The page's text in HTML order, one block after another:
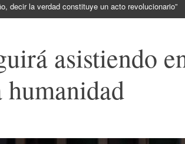
decir la verdad constituye un acto revolucionario”
asistiendo